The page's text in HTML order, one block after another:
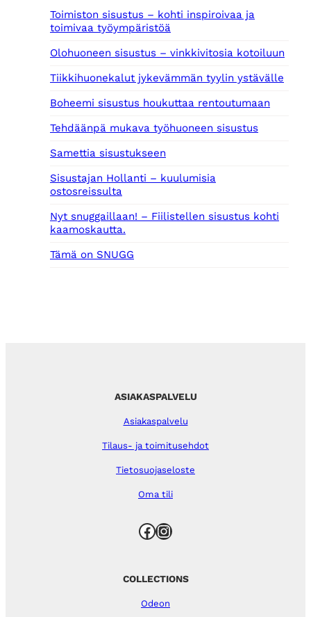
Toimiston sisustus – kohti inspiroivaa ja
toimivaa työympäristöä
Olohuoneen sisustus – vinkkivitosia kotoiluun
Tiikkihuonekalut jykevämmän tyylin ystävälle
Boheemi sisustus houkuttaa rentoutumaan
Tehdäänpä mukava työhuoneen sisustus
Samettia sisustukseen
Sisustajan Hollanti – kuulumisia
ostosreissulta
Nyt snuggaillaan! – Fiilistellen sisustus kohti
kaamoskautta.
Tämä on SNUGG
ASIAKASPALVELU
Asiakaspalvelu
Tilaus- ja toimitusehdot
Tietosuojaseloste
Oma tili
Facebook Instagram
COLLECTIONS
Odeon